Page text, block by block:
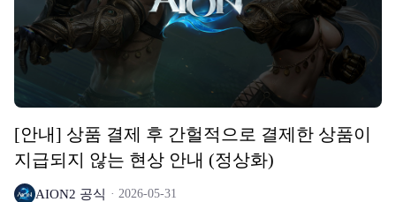
[안내] 상품 결제 후 간헐적으로 결제한 상품이
지급되지 않는 현상 안내 (정상화)
AION2 공식 2026-05-31